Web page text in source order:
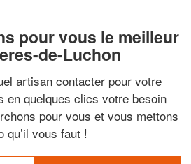
pour vous le meilleur
de-Luchon
artisan contacter pour votre
en quelques clics votre besoin
pour vous et vous mettons
qu’il vous faut !